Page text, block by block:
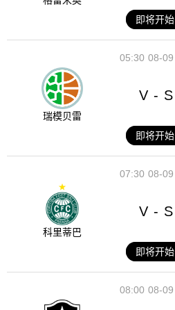
即将开始
08-09
05:30
瑞模贝雷
V - S
即将开始
08-09
07:30
科里蒂巴
V - S
即将开始
08-09
08:00